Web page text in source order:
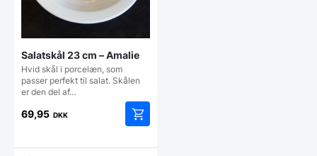
Salatskål 23 cm – Amalie
Hvid skål i porcelæn, som
passer perfekt til salat. Skålen
er den del af…
69,95 DKK